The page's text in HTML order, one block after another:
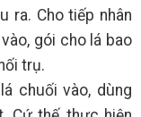
ra. Cho tiếp nhân
gói cho lá bao
trụ.
chuối vào, dùng